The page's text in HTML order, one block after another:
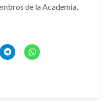
de la Academia,